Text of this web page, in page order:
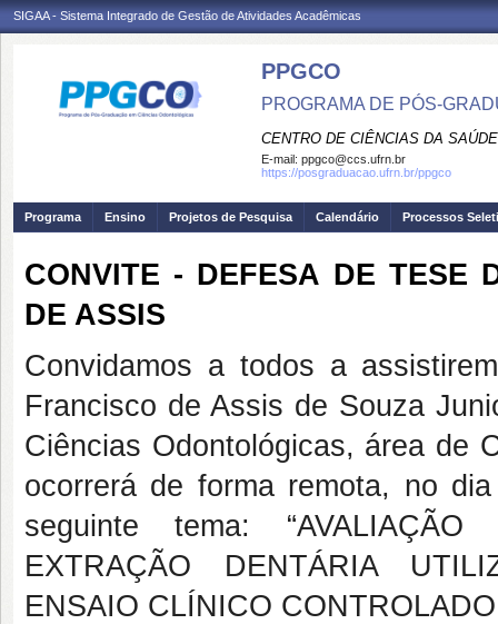
SIGAA - Sistema Integrado de Gestão de Atividades Acadêmicas
PPGCO
PROGRAMA DE PÓS-
CENTRO DE CIÊNCIAS DA SAÚDE
E-mail: ppgco@ccs.ufrn.br
https://posgraduacao.ufrn.br/ppgco
Programa Ensino Projetos de Pesquisa Calendário Processos
CONVITE - DEFESA DE TESE
DE ASSIS
Convidamos a todos a
Francisco de Assis de Souza
Ciências Odontológicas, área de
ocorrerá de forma remota, no
seguinte tema: “AVALIAÇÃO
EXTRAÇÃO DENTÁRIA
ENSAIO CLÍNICO